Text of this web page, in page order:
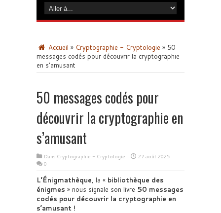
Accueil » Cryptographie - Cryptologie » 50
messages codés pour découvrir la cryptographie
en s’amusant
50 messages codés pour
découvrir la cryptographie en
s’amusant
Dans Cryptographie - Cryptologie
27 août 2025
0
L’Énigmathèque, la « bibliothèque des
énigmes » nous signale son livre 50 messages
codés pour découvrir la cryptographie en
s’amusant !